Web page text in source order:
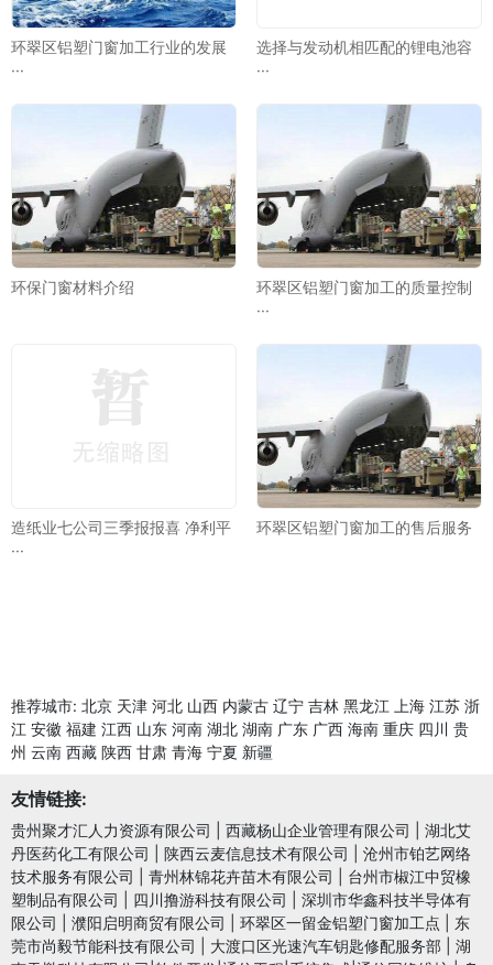
环翠区铝塑门窗加工行业的发展
···
选择与发动机相匹配的锂电池容
···
环保门窗材料介绍
环翠区铝塑门窗加工的质量控制
···
造纸业七公司三季报报喜 净利平
···
环翠区铝塑门窗加工的售后服务
推荐城市: 北京 天津 河北 山西 内蒙古 辽宁 吉林 黑龙江 上海 江苏 浙
江 安徽 福建 江西 山东 河南 湖北 湖南 广东 广西 海南 重庆 四川 贵
州 云南 西藏 陕西 甘肃 青海 宁夏 新疆
友情链接:
贵州聚才汇人力资源有限公司 西藏杨山企业管理有限公司
湖北艾
丹医药化工有限公司
陕西云麦信息技术有限公司
沧州市铂艺网络
技术服务有限公司
青州林锦花卉苗木有限公司
台州市椒江中贸橡
塑制品有限公司
四川撸游科技有限公司
深圳市华鑫科技半导体有
限公司
濮阳启明商贸有限公司 环翠区一留金铝塑门窗加工点
东
莞市尚毅节能科技有限公司
大渡口区光速汽车钥匙修配服务部
湖